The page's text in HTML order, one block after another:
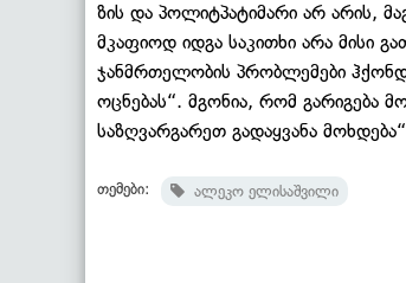
ზის და პოლიტპატიმარი არ არის,
მკაფიოდ იდგა საკითხი არა მისი
ჯანმრთელობის პრობლემები
ოცნებას“. მგონია, რომ გარიგება
საზღვარგარეთ გადაყვანა
თემები: ალეკო ელისაშვილი